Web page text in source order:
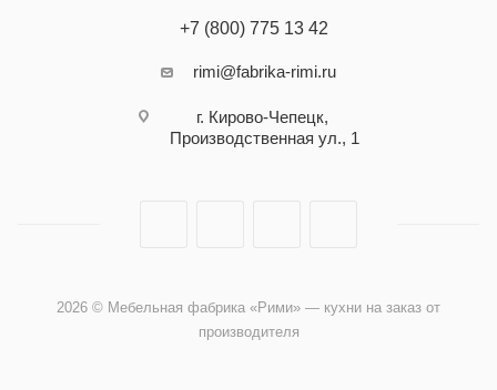
+7 (800) 775 13 42
rimi@fabrika-rimi.ru
г. Кирово-Чепецк,
Производственная ул., 1
2026 © Мебельная фабрика «Рими» — кухни на заказ от
производителя